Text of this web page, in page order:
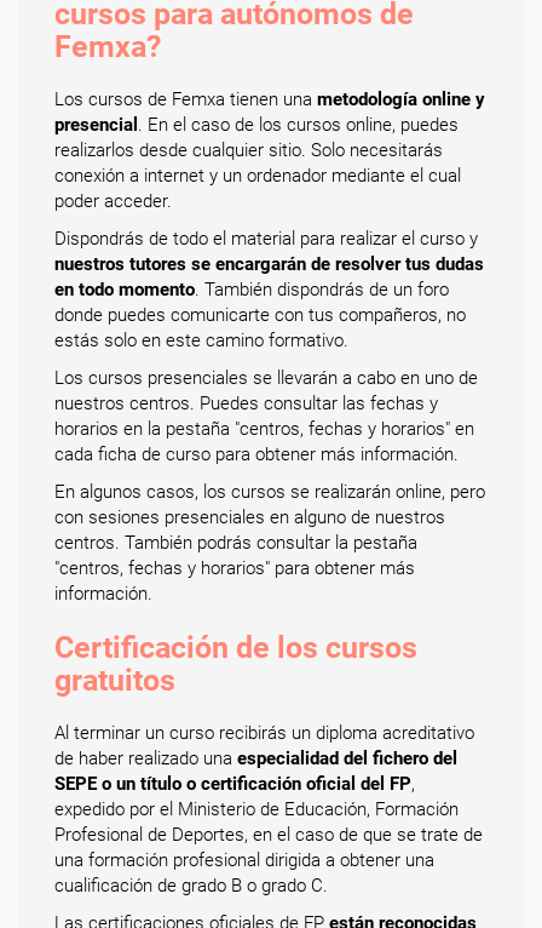
cursos para autónomos de
Femxa?
Los cursos de Femxa tienen una metodología online y
presencial . En el caso de los cursos online, puedes
realizarlos desde cualquier sitio. Solo necesitarás
conexión a internet y un ordenador mediante el cual
poder acceder.
Dispondrás de todo el material para realizar el curso y
nuestros tutores se encargarán de resolver tus dudas
en todo momento. También dispondrás de un foro
donde puedes comunicarte con tus compañeros, no
estás solo en este camino formativo.
Los cursos presenciales se llevarán a cabo en uno de
nuestros centros. Puedes consultar las fechas y
horarios en la pestaña "centros, fechas y horarios" en
cada ficha de curso para obtener más información.
En algunos casos, los cursos se realizarán online, pero
con sesiones presenciales en alguno de nuestros
centros. También podrás consultar la pestaña
"centros, fechas y horarios" para obtener más
información.
Certificación de los cursos
gratuitos
Al terminar un curso recibirás un diploma acreditativo
de haber realizado una especialidad del fichero del
SEPE o un título o certificación oficial del FP,
expedido por el Ministerio de Educación, Formación
Profesional de Deportes, en el caso de que se trate de
una formación profesional dirigida a obtener una
cualificación de grado B o grado C.
Las certificaciones oficiales de FP están reconocidas